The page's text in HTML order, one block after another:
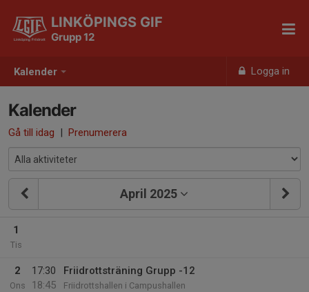
Kalender Logga in
LINKÖPINGS GIF
Grupp 12
Kalender
Gå till idag | Prenumerera
April 2025
1
Tis
2
Ons
17:30
18:45
Friidrottsträning Grupp -12
Friidrottshallen i Campushallen